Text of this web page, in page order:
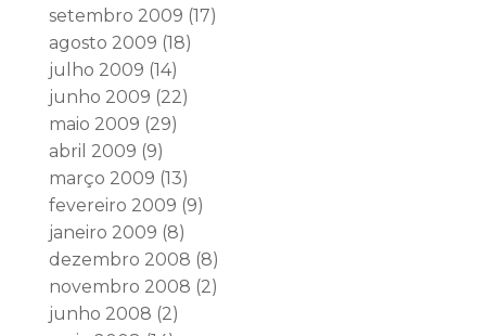
setembro 2009 (17)
agosto 2009 (18)
julho 2009 (14)
junho 2009 (22)
maio 2009 (29)
abril 2009 (9)
março 2009 (13)
fevereiro 2009 (9)
janeiro 2009 (8)
dezembro 2008 (8)
novembro 2008 (2)
junho 2008 (2)